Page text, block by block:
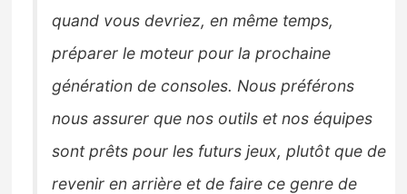
quand vous devriez, en même temps,
préparer le moteur pour la prochaine
génération de consoles. Nous préférons
nous assurer que nos outils et nos équipes
sont prêts pour les futurs jeux, plutôt que de
revenir en arrière et de faire ce genre de